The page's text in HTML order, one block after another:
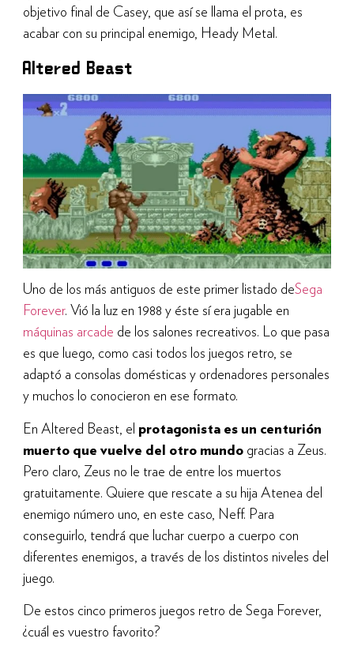
objetivo final de Casey, que así se llama el prota, es
acabar con su principal enemigo, Heady Metal.
Altered Beast
Uno de los más antiguos de este primer listado deSega
Forever. Vió la luz en 1988 y éste sí era jugable en
máquinas arcade de los salones recreativos. Lo que pasa
es que luego, como casi todos los juegos retro, se
adaptó a consolas domésticas y ordenadores personales
y muchos lo conocieron en ese formato.
En Altered Beast, el protagonista es un centurión
muerto que vuelve del otro mundo gracias a Zeus.
Pero claro, Zeus no le trae de entre los muertos
gratuitamente. Quiere que rescate a su hija Atenea del
enemigo número uno, en este caso, Neff. Para
conseguirlo, tendrá que luchar cuerpo a cuerpo con
diferentes enemigos, a través de los distintos niveles del
juego.
De estos cinco primeros juegos retro de Sega Forever,
¿cuál es vuestro favorito?